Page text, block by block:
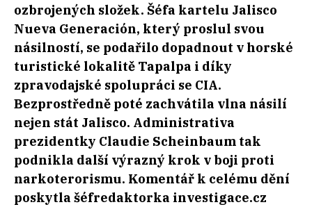
ozbrojených složek. Šéfa kartelu Jalisco
Nueva Generación, který proslul svou
násilností, se podařilo dopadnout v horské
turistické lokalitě Tapalpa i díky
zpravodajské spolupráci se CIA.
Bezprostředně poté zachvátila vlna násilí
nejen stát Jalisco. Administrativa
prezidentky Claudie Scheinbaum tak
podnikla další výrazný krok v boji proti
narkoterorismu. Komentář k celému dění
poskytla šéfredaktorka investigace.cz